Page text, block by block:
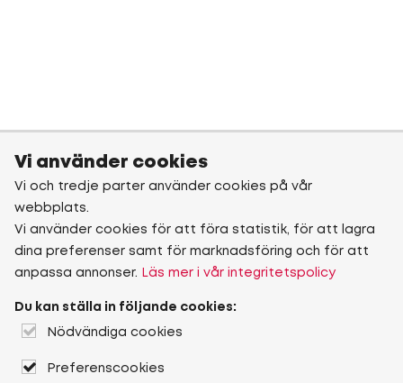
Vi använder cookies
Vi och tredje parter använder cookies på vår
webbplats.
Vi använder cookies för att föra statistik, för att lagra
dina preferenser samt för marknadsföring och för att
anpassa annonser.
Läs mer i vår integritetspolicy
Du kan ställa in följande cookies:
Nödvändiga cookies
Preferenscookies